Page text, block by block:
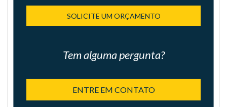
SOLICITE UM ORÇAMENTO
Tem alguma pergunta?
ENTRE EM CONTATO